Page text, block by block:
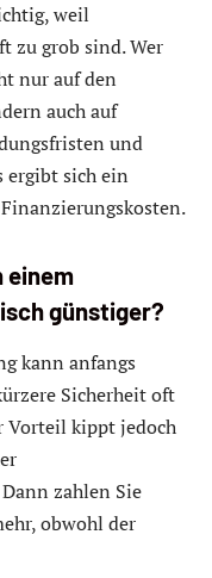
weil
zu grob sind. Wer
nur auf den
auch auf
und
ergibt sich ein
einem
günstiger?
kann anfangs
Sicherheit oft
Vorteil kippt jedoch
zahlen Sie
obwohl der